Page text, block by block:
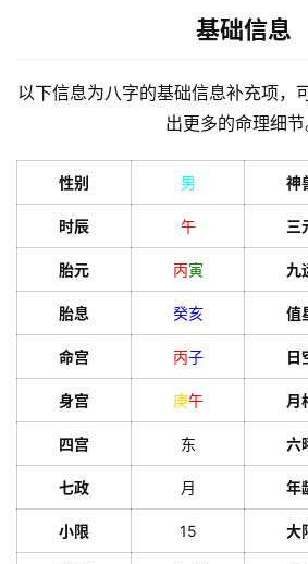
基础信息
以下信息为八字的基础信息补充项，
出更多的命理细节
性别 男 神
时辰 午 三
胎元 丙寅 九
胎息 癸亥 值
命宫 丙子 日
身宫 庚午 月
四宫 东 六
七政 月 年
小限 15 大